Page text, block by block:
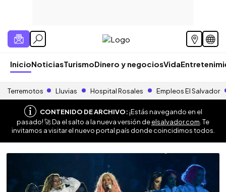
InicioNoticiasTurismoDinero y negociosVida
Terremotos Lluvias Hospital Rosales Empleos El Salvador
CONTENIDO DE ARCHIVO:¡Estás navegando en el
pasado! 🚀 Da el salto a la nueva versión deelsalvador.com . Te
invitamos a visitar el nuevo portal país donde coincidimos todos.